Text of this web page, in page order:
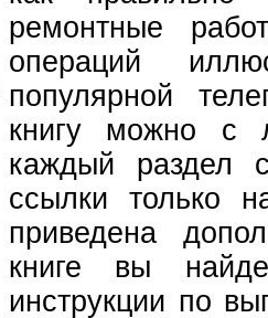
ремонтные
операций
популярной
книгу можно с
каждый раздел
ссылки только
приведена
книге вы
инструкции по